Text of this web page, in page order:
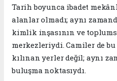
Tarih boyunca ibadet
alanlar olmadı; aynı
kimlik inşasının ve
merkezleriydi. Camiler de
kılınan yerler değil; aynı
buluşma noktasıydı.